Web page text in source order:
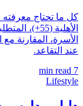
الأهلية
عند التقاعد.
7
Lifestyle